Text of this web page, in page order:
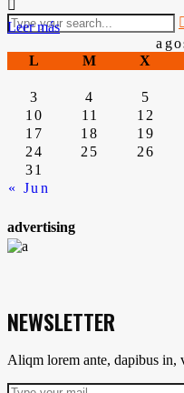
Leer más
L
M X
« Jun
3
4 5
10
11 12
17
18 19
24
25 26
31
advertising
NEWSLETTER
Aliqm lorem ante, dapibus in,